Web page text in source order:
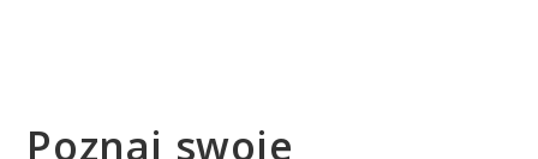
Poznaj swoje